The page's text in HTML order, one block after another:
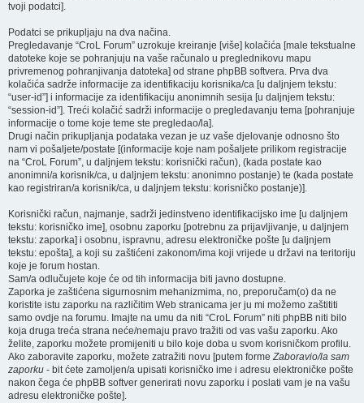
tvoji podatci].
Podatci se prikupljaju na dva načina.
Pregledavanje “CroL Forum” uzrokuje kreiranje [više] kolačića [male tekstualne
datoteke koje se pohranjuju na vaše računalo u preglednikovu mapu
privremenog pohranjivanja datoteka] od strane phpBB softvera. Prva dva
kolačića sadrže informacije za identifikaciju korisnika/ca [u daljnjem tekstu:
“user-id”] i informacije za identifikaciju anonimnih sesija [u daljnjem tekstu:
“session-id”]. Treći kolačić sadrži informacije o pregledavanju tema [pohranjuje
informacije o tome koje teme ste pregledao/la].
Drugi način prikupljanja podataka vezan je uz vaše djelovanje odnosno što
nam vi pošaljete/postate [(informacije koje nam pošaljete prilikom registracije
na “CroL Forum”, u daljnjem tekstu: korisnički račun), (kada postate kao
anonimni/a korisnik/ca, u daljnjem tekstu: anonimno postanje) te (kada postate
kao registriran/a korisnik/ca, u daljnjem tekstu: korisničko postanje)].
Korisnički račun, najmanje, sadrži jedinstveno identifikacijsko ime [u daljnjem
tekstu: korisničko ime], osobnu zaporku [potrebnu za prijavljivanje, u daljnjem
tekstu: zaporka] i osobnu, ispravnu, adresu elektroničke pošte [u daljnjem
tekstu: epošta], a koji su zaštićeni zakonom/ima koji vrijede u državi na teritoriju
koje je forum hostan.
Sam/a odlučujete koje će od tih informacija biti javno dostupne.
Zaporka je zaštićena sigurnosnim mehanizmima, no, preporučam(o) da ne
koristite istu zaporku na različitim Web stranicama jer ju mi možemo zaštititi
samo ovdje na forumu. Imajte na umu da niti “CroL Forum” niti phpBB niti bilo
koja druga treća strana neće/nemaju pravo tražiti od vas vašu zaporku. Ako
želite, zaporku možete promijeniti u bilo koje doba u svom korisničkom profilu.
Ako zaboravite zaporku, možete zatražiti novu [putem formeZaboravio/la sam
zaporku - bit ćete zamoljen/a upisati korisničko ime i adresu elektroničke pošte
nakon čega će phpBB softver generirati novu zaporku i poslati vam je na vašu
adresu elektroničke pošte].